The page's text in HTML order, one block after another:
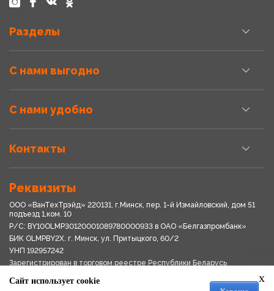
Разделы
С нами выгодно
С нами удобно
Контакты
Реквизиты
ООО «ВанТехТрэйд» 220131, г.Минск, пер. 1-й Измайловский, дом 51
подъезд 1,ком. 10
Р/С: BY10OLMP30120001089780000933 в OАО «Белгазпромбанк»
БИК OLMPBY2X. г. Минск, ул. Притыцкого, 60/2
УНП 192957242
Зарегистрирован в торговом реестре Республики Беларусь
Свидетельство о регистрации № 192957242выдано 18.08.2017
x
Сайт использует cookie